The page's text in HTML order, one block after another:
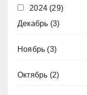
2024 (29)
Декабрь (3)
Ноябрь (3)
Октябрь (2)